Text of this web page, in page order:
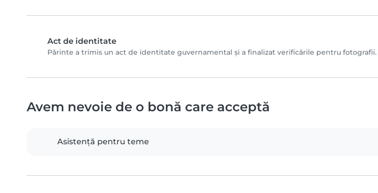
Act de identitate
Părinte a trimis un act de identitate guvernamental și a finalizat verificările pentru fotografii.
Avem nevoie de o bonă care acceptă
Asistență pentru teme